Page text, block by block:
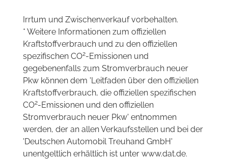
Irrtum und Zwischenverkauf vorbehalten.
* Weitere Informationen zum offiziellen
Kraftstoffverbrauch und zu den offiziellen
spezifischen CO2-Emissionen und
gegebenenfalls zum Stromverbrauch neuer
Pkw können dem 'Leitfaden über den offiziellen
Kraftstoffverbrauch, die offiziellen spezifischen
CO2-Emissionen und den offiziellen
Stromverbrauch neuer Pkw' entnommen
werden, der an allen Verkaufsstellen und bei der
'Deutschen Automobil Treuhand GmbH'
unentgeltlich erhältlich ist unter www.dat.de.